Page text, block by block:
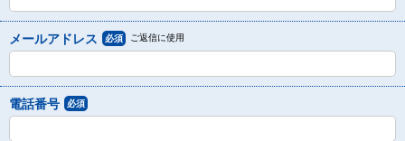
メールアドレス 必須 ご返信に使用
電話番号 必須